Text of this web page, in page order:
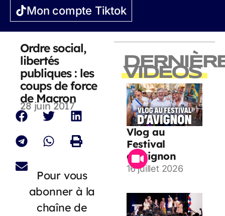
Mon compte Tiktok
Ordre social,
libertés
publiques : les
coups de force
de Macron
28 juin 2017
Pour vous
abonner à la
chaîne de
VIDEOS
Vlog au
Festival
d’Avignon
16 juillet 2026